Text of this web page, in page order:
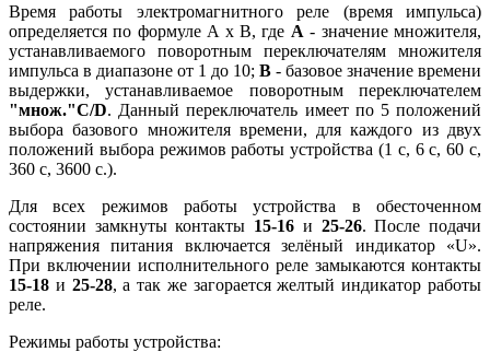
Время работы электромагнитного реле (время импульса)
определяется по формуле A x B, где А - значение множителя,
устанавливаемого поворотным переключателям множителя
импульса в диапазоне от 1 до 10; В - базовое значение времени
выдержки, устанавливаемое поворотным переключателем
"множ."C/D. Данный переключатель имеет по 5 положений
выбора базового множителя времени, для каждого из двух
положений выбора режимов работы устройства (1 с, 6 с, 60 с,
360 с, 3600 с.).
Для всех режимов работы устройства в обесточенном
состоянии замкнуты контакты 15-16 и 25-26. После подачи
напряжения питания включается зелёный индикатор «U».
При включении исполнительного реле замыкаются контакты
15-18 и 25-28, а так же загорается желтый индикатор работы
реле.
Режимы работы устройства: